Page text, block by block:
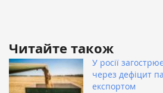
Читайте також
У росії
через дефіцит
експортом